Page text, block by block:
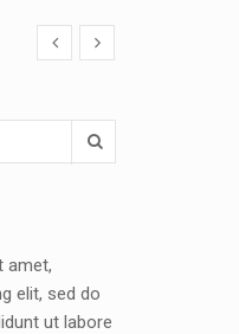
amet,
elit, sed do
ut labore